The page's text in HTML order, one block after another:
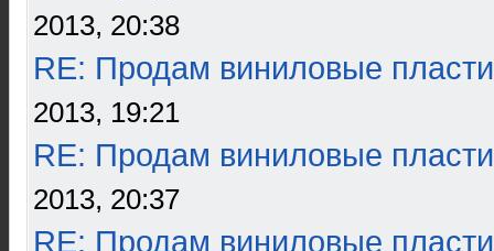
2013, 20:38
RE: Продам виниловые
2013, 19:21
RE: Продам виниловые
2013, 20:37
RE: Продам виниловые